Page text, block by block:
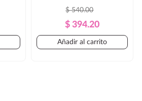
Precio
Regular
$ 540.00
Precio
$ 394.20
Añadir al carrito